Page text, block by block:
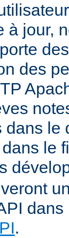
à jour,
des
dans
le
.